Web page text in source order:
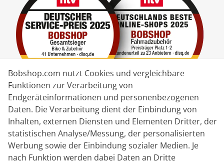
Kontakt
Lieferpartner
Bobshop.com nutzt Cookies und vergleichbare
Funktionen zur Verarbeitung von
Endgeräteinformationen und personenbezogenen
Daten. Die Verarbeitung dient der Einbindung von
Inhalten, externen Diensten und Elementen Dritter, der
statistischen Analyse/Messung, der personalisierten
Werbung sowie der Einbindung sozialer Medien. Je
nach Funktion werden dabei Daten an Dritte